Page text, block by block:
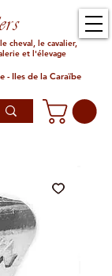
cheval, le cavalier,
et l'élevage
- Iles de la Caraïbe